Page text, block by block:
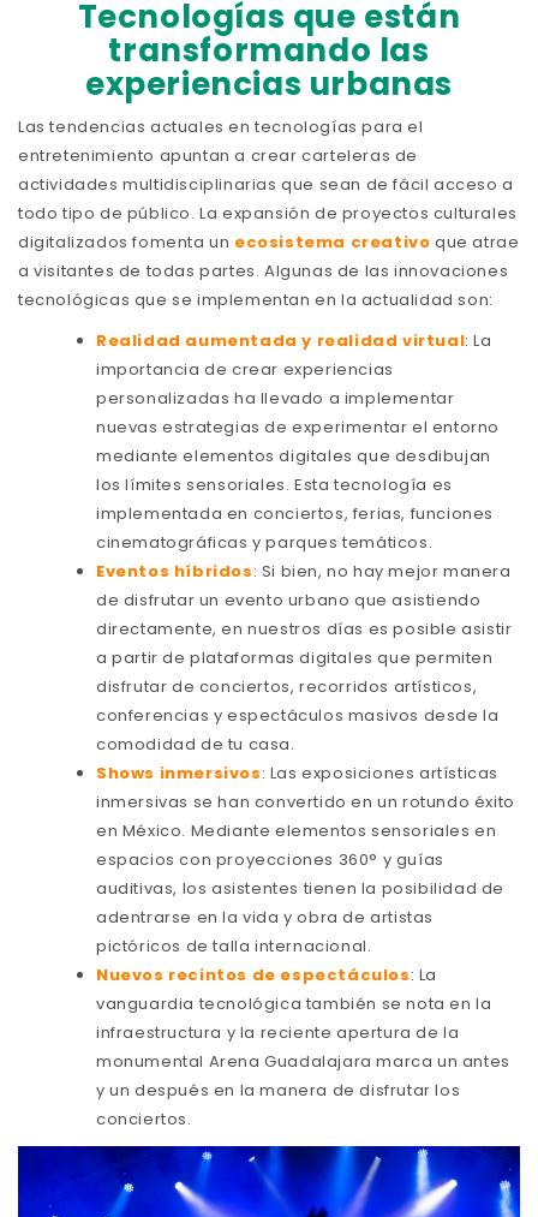
Tecnologías que están
transformando las
experiencias urbanas
Las tendencias actuales en tecnologías para el
entretenimiento apuntan a crear carteleras de
actividades multidisciplinarias que sean de fácil acceso a
todo tipo de público. La expansión de proyectos culturales
digitalizados fomenta un ecosistema creativo que atrae
a visitantes de todas partes. Algunas de las innovaciones
tecnológicas que se implementan en la actualidad son:
Realidad aumentada y realidad virtual: La
importancia de crear experiencias
personalizadas ha llevado a implementar
nuevas estrategias de experimentar el entorno
mediante elementos digitales que desdibujan
los límites sensoriales. Esta tecnología es
implementada en conciertos, ferias, funciones
cinematográficas y parques temáticos.
Eventos híbridos: Si bien, no hay mejor manera
de disfrutar un evento urbano que asistiendo
directamente, en nuestros días es posible asistir
a partir de plataformas digitales que permiten
disfrutar de conciertos, recorridos artísticos,
conferencias y espectáculos masivos desde la
comodidad de tu casa.
Shows inmersivos: Las exposiciones artísticas
inmersivas se han convertido en un rotundo éxito
en México. Mediante elementos sensoriales en
espacios con proyecciones 360° y guías
auditivas, los asistentes tienen la posibilidad de
adentrarse en la vida y obra de artistas
pictóricos de talla internacional.
Nuevos recintos de espectáculos: La
vanguardia tecnológica también se nota en la
infraestructura y la reciente apertura de la
monumental Arena Guadalajara marca un antes
y un después en la manera de disfrutar los
conciertos.